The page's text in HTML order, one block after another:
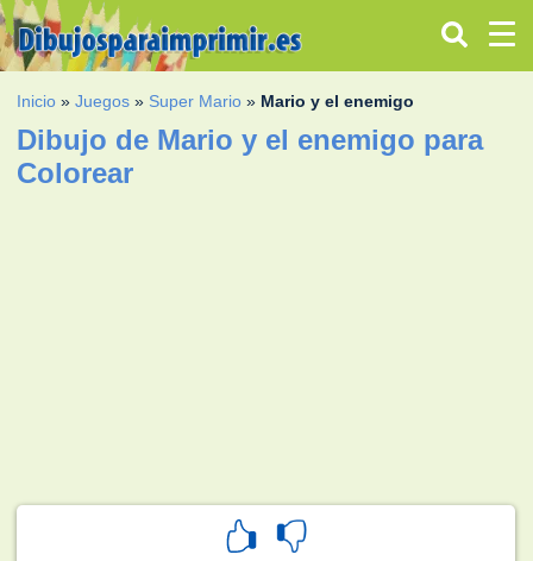
Inicio »Juegos » Super Mario » Mario y el enemigo
Dibujo de Mario y el enemigo para
Colorear